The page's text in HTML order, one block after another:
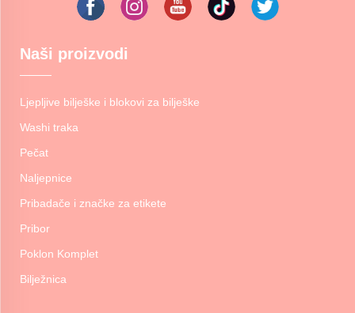
Naši proizvodi
Ljepljive bilješke i blokovi za bilješke
Washi traka
Pečat
Naljepnice
Pribadače i značke za etikete
Pribor
Poklon Komplet
Bilježnica